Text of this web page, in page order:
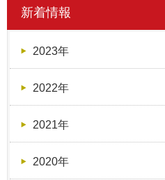
新着情報
2023年
2022年
2021年
2020年